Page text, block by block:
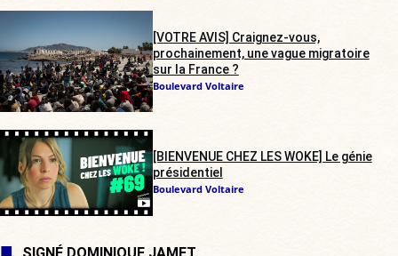
[VOTRE AVIS] Craignez-vous,
prochainement, une vague migratoire
sur la France ?
Boulevard Voltaire
[BIENVENUE CHEZ LES WOKE] Le génie
présidentiel
Boulevard Voltaire